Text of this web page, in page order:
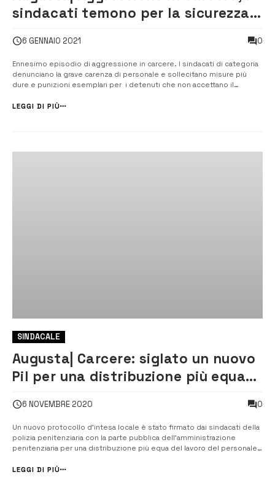
sindacati temono per la sicurezza e
6 GENNAIO 2021 0
Ennesimo episodio di aggressione in carcere. I sindacati di categoria
denunciano la grave carenza di personale e sollecitano misure più
dure e punizioni esemplari per i detenuti che non accettano il
avvenuto, ieri mattina, all’interno del carcere di Augusta ed ha visto
LEGGI DI PIÙ
SINDACALE
Augusta| Carcere: siglato un nuovo
Pil per una distribuzione più equa
6 NOVEMBRE 2020 0
Un nuovo protocollo d’intesa locale è stato firmato dai sindacati della
polizia penitenziaria con la parte pubblica dell’amministrazione
penitenziaria per una distribuzione più equa del lavoro del personale
malessere e tensioni sembra tornato il sereno tra il personale che ...
LEGGI DI PIÙ